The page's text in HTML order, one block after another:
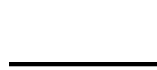
ร่วมกันในตึกเล็กๆ แห่งหนึ่งในย่าน